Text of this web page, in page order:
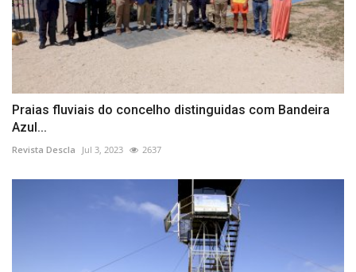
Praias fluviais do concelho distinguidas com Bandeira
Azul...
Revista Descla Jul 3, 2023 2637